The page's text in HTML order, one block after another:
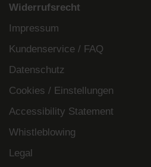
Widerrufsrecht
Impressum
Kundenservice / FAQ
Datenschutz
Cookies / Einstellungen
Accessibility Statement
Whistleblowing
Legal